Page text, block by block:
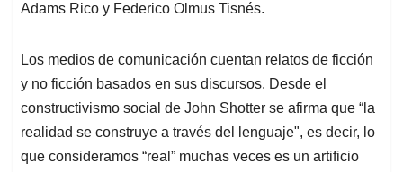
Adams Rico y Federico Olmus Tisnés.
Los medios de comunicación cuentan relatos de ficción
y no ficción basados en sus discursos. Desde el
constructivismo social de John Shotter se afirma que “la
realidad se construye a través del lenguaje", es decir, lo
que consideramos “real” muchas veces es un artificio